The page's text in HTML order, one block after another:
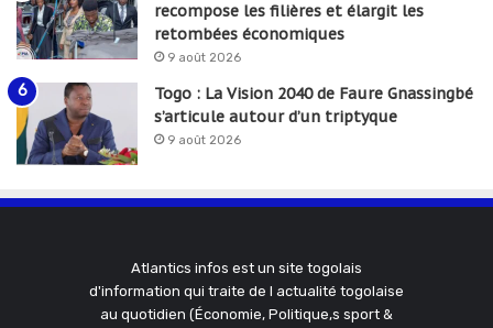
recompose les filières et élargit les
retombées économiques
9 août 2026
Togo : La Vision 2040 de Faure Gnassingbé
s’articule autour d’un triptyque
9 août 2026
Atlantics infos est un site togolais
d'information qui traite de l actualité togolaise
au quotidien (Économie, Politique,s sport &